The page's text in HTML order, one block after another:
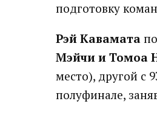
подготовку
Рэй Кавамата
Мэйчи и Томоа
место), другой с
полуфинале,